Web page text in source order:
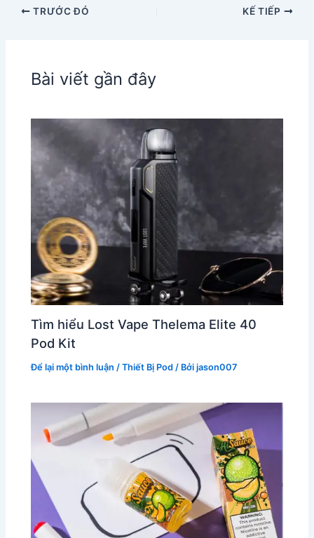
TRƯỚC ĐÓ KẾ TIẾP
Bài viết gần đây
Tìm hiểu Lost Vape Thelema Elite 40
Pod Kit
Để lại một bình luận /Thiết Bị Pod / Bởijason007